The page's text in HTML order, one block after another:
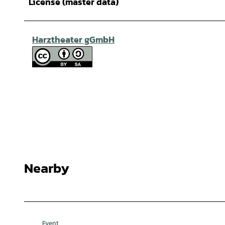
Harztheater gGmbH
Nearby